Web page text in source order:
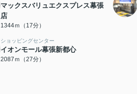
マックスバリュエクスプレス幕張
店
1344ｍ（17分）
ショッピングセンター
イオンモール幕張新都心
2087ｍ（27分）